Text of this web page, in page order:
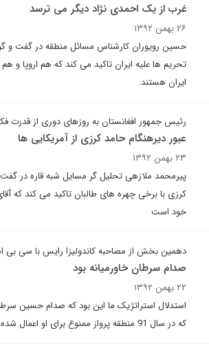
غرب از یک احمدی نژاد دیگر می ترسد
۲۶ بهمن ۱۳۹۲
حسین رویوران کارشناس مسائل منطقه در گفت و گو
تحریم ها علیه ایران تاکید می کند که هم اروپا و
ایران هستند.
رئیس جمهور افغانستان به روزهای دوری از قدرت
عبور دیرهنگام حامد کرزی از آمریکایی ها
۲۳ بهمن ۱۳۹۲
پیرمحمد ملازهی تحلیل گر مسایل شبه قاره در گفت
کرزی با برخی چهره های طالبان تاکید می کند که
خود است
دهمین بخش از مصاحبه کاندولیزا رایس با سی
صدام سرطان خاورمیانه بود
۲۲ بهمن ۱۳۹۲
استدلال استراتژیک ما این بود که صدام حسین
که در سال 91 منطقه پرواز ممنوع برای او اعمال شده بود، تقریبا هر روز به هواپیماهای امریکایی شلیک می کرد.